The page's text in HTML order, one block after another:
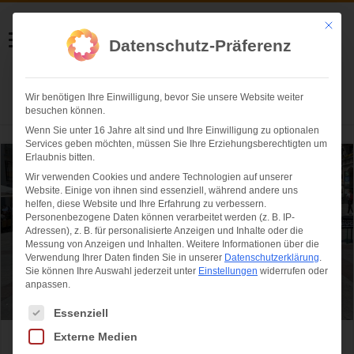
Helmut Swoboda
Fotografie
Herzlich willkommen
Rugby Oktoberfest 7s – Deutschland trifft
Mit
Datenschutz-Präferenz
Wir benötigen Ihre Einwilligung, bevor Sie unsere Website weiter
besuchen können.
Wenn Sie unter 16 Jahre alt sind und Ihre Einwilligung zu optionalen
Services geben möchten, müssen Sie Ihre Erziehungsberechtigten um
Erlaubnis bitten.
Wir verwenden Cookies und andere Technologien auf unserer
Website. Einige von ihnen sind essenziell, während andere uns
helfen, diese Website und Ihre Erfahrung zu verbessern.
Personenbezogene Daten können verarbeitet werden (z. B. IP-
Adressen), z. B. für personalisierte Anzeigen und Inhalte oder die
Messung von Anzeigen und Inhalten. Weitere Informationen über die
Verwendung Ihrer Daten finden Sie in unserer Datenschutzerklärung.
Sie können Ihre Auswahl jederzeit unter Einstellungen widerrufen oder
anpassen.
Es folgt eine Liste der Service-Gruppen, für die eine Einwilligung
Essenziell
Externe Medien